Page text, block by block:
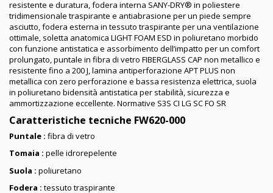
resistente e duratura, fodera interna SANY-DRY® in poliestere
tridimensionale traspirante e antiabrasione per un piede sempre
asciutto, fodera esterna in tessuto traspirante per una ventilazione
ottimale, soletta anatomica LIGHT FOAM ESD in poliuretano morbido
con funzione antistatica e assorbimento dell’impatto per un comfort
prolungato, puntale in fibra di vetro FIBERGLASS CAP non metallico e
resistente fino a 200 J, lamina antiperforazione APT PLUS non
metallica con zero perforazione e bassa resistenza elettrica, suola
in poliuretano bidensità antistatica per stabilità, sicurezza e
ammortizzazione eccellente. Normative S3S CI LG SC FO SR
Caratteristiche tecniche FW620-000
Puntale : fibra di vetro
Tomaia : pelle idrorepelente
Suola : poliuretano
Fodera : tessuto traspirante